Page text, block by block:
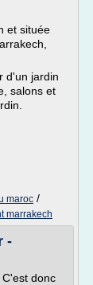
et située
d'un jardin
salons et
maroc /
marrakech
-
donc